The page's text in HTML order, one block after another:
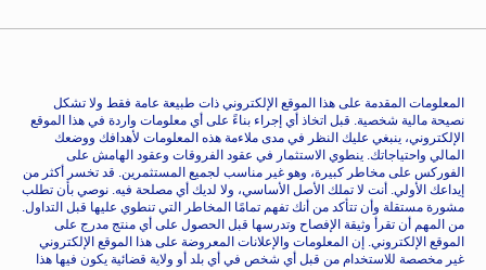
المعلومات المقدمة على هذا الموقع الإلكتروني ذات طبيعة عامة فقط ولا تشكل
نصيحة مالية شخصية. قبل اتخاذ أي إجراء بناءً على أي معلومات واردة في هذا الموقع
الإلكتروني، ينبغي عليك النظر في مدى ملاءمة هذه المعلومات لأهدافك ووضعك
المالي واحتياجاتك. ينطوي الاستثمار في عقود الفروقات وعقود الهامش على
الفوركس على مخاطر كبيرة، وهو غير مناسب لجميع المستثمرين. قد تخسر أكثر من
إيداعك الأولي. أنت لا تملك الأصل الأساسي، ولا لديك أي مصلحة فيه. نوصي بأن تطلب
مشورة مستقلة وأن تتأكد من أنك تفهم تمامًا المخاطر التي تنطوي عليها قبل التداول.
من المهم أن تقرأ وثيقة الإفصاح وتدرسها قبل الحصول على أي منتج مدرج على
الموقع الإلكتروني. إن المعلومات والإعلانات المعروضة على هذا الموقع الإلكتروني
غير مخصصة للاستخدام من قبل أي شخص في أي بلد أو ولاية قضائية يكون فيها هذا